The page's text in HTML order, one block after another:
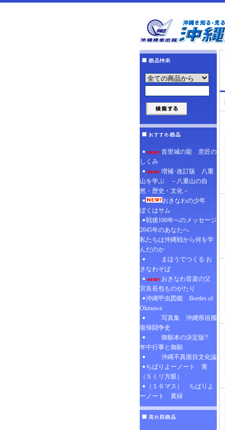
首里城の龍 意匠の
しくみ
増補･改訂版 八重
山を学ぶ －八重山の自
然・歴史・文化－
おきなわの少年
ぼくはサム
戦後100年へのメッセージ
2045年のあなたへ
私たちは沖縄戦から何を学
んだのか
まほうでつくる お
きなわそば
おきなわ音楽の父
宮良長包ものがたり
沖縄甲虫図鑑 Beetles of
Okinawa
写真集 沖縄県祖國
復帰闘争史
御願本の決定版!!
年中行事と御願
沖縄不真面目文化論
ちばりよーノート 青
（５ミリ方眼）
（１６マス） ちばりよ
ーノート 黄緑